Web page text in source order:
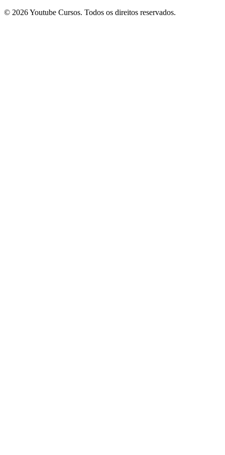
© 2026 Youtube Cursos. Todos os direitos reservados.